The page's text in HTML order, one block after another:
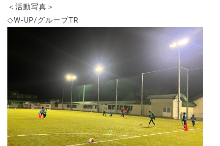
＜活動写真＞
◇W-UP/グループTR